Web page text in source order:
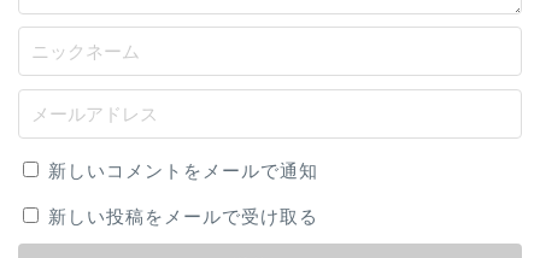
新しいコメントをメールで通知
新しい投稿をメールで受け取る